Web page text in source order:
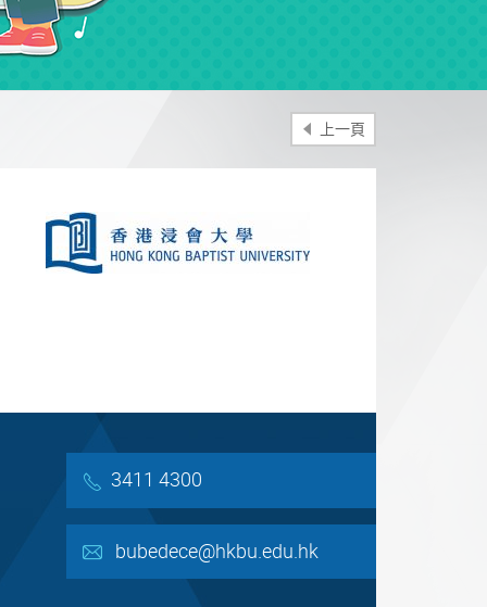
上一頁
3411 4300
bubedece@hkbu.edu.hk